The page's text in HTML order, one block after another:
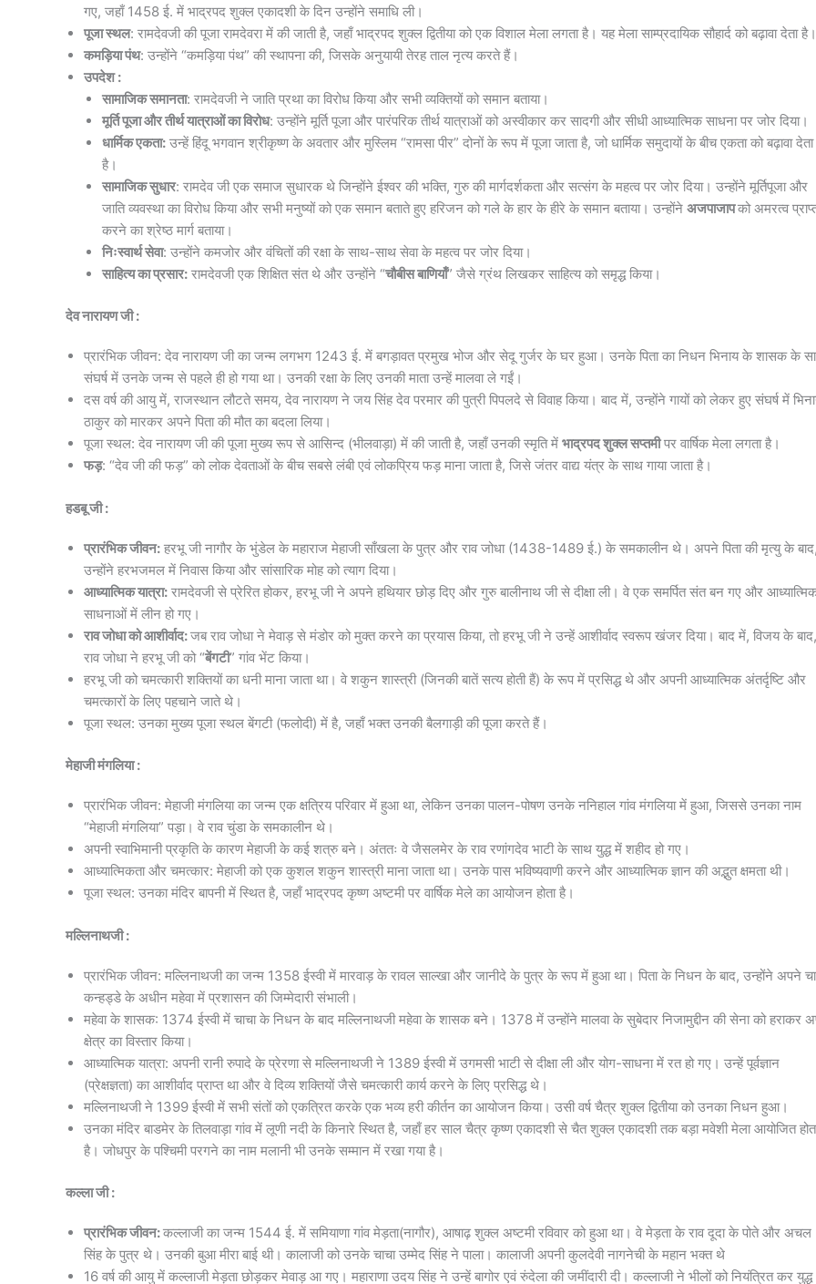
गए, जहाँ 1458 ई. में भाद्रपद शुक्ल एकादशी के दिन उन्होंने समाधि ली।
पूजा स्थल: रामदेवजी की पूजा रामदेवरा में की जाती है, जहाँ भाद्रपद शुक्ल द्वितीया को एक विशाल मेला लगता है। यह मेला साम्प्रदायिक सौहार्द को बढ़ावा देता है।
कमड़िया पंथ: उन्होंने “कमड़िया पंथ” की स्थापना की, जिसके अनुयायी तेरह ताल नृत्य करते हैं।
उपदेश :
सामाजिक समानता: रामदेवजी ने जाति प्रथा का विरोध किया और सभी व्यक्तियों को समान बताया।
मूर्ति पूजा और तीर्थ यात्राओं का विरोध: उन्होंने मूर्ति पूजा और पारंपरिक तीर्थ यात्राओं को अस्वीकार कर सादगी और सीधी आध्यात्मिक साधना पर जोर दिया।
धार्मिक एकता: उन्हें हिंदू भगवान श्रीकृष्ण के अवतार और मुस्लिम “रामसा पीर” दोनों के रूप में पूजा जाता है, जो धार्मिक समुदायों के बीच एकता को बढ़ावा देता
है।
सामाजिक सुधार: रामदेव जी एक समाज सुधारक थे जिन्होंने ईश्वर की भक्ति, गुरु की मार्गदर्शकता और सत्संग के महत्व पर जोर दिया। उन्होंने मूर्तिपूजा और
जाति व्यवस्था का विरोध किया और सभी मनुष्यों को एक समान बताते हुए हरिजन को गले के हार के हीरे के समान बताया। उन्होंने अजपाजापको अमरत्व
करने का श्रेष्ठ मार्ग बताया।
निःस्वार्थ सेवा: उन्होंने कमजोर और वंचितों की रक्षा के साथ-साथ सेवा के महत्व पर जोर दिया।
साहित्य का प्रसार: रामदेवजी एक शिक्षित संत थे और उन्होंने “चौबीस बाणियाँ” जैसे ग्रंथ लिखकर साहित्य को समृद्ध किया।
देव नारायण जी :
प्रारंभिक जीवन: देव नारायण जी का जन्म लगभग 1243 ई. में बगड़ावत प्रमुख भोज और सेदू गुर्जर के घर हुआ। उनके पिता का निधन भिनाय के शासक के
संघर्ष में उनके जन्म से पहले ही हो गया था। उनकी रक्षा के लिए उनकी माता उन्हें मालवा ले गईं।
दस वर्ष की आयु में, राजस्थान लौटते समय, देव नारायण ने जय सिंह देव परमार की पुत्री पिपलदे से विवाह किया। बाद में, उन्होंने गायों को लेकर हुए संघर्ष में
ठाकुर को मारकर अपने पिता की मौत का बदला लिया।
पूजा स्थल: देव नारायण जी की पूजा मुख्य रूप से आसिन्द (भीलवाड़ा) में की जाती है, जहाँ उनकी स्मृति में भाद्रपद शुक्ल सप्तमीपर वार्षिक मेला लगता है।
फड़: “देव जी की फड़” को लोक देवताओं के बीच सबसे लंबी एवं लोकप्रिय फड़ माना जाता है, जिसे जंतर वाद्य यंत्र के साथ गाया जाता है।
हडबू जी :
प्रारंभिक जीवन: हरभू जी नागौर के भुंडेल के महाराज मेहाजी साँखला के पुत्र और राव जोधा (1438-1489 ई.) के समकालीन थे। अपने पिता की मृत्यु के
उन्होंने हरभजमल में निवास किया और सांसारिक मोह को त्याग दिया।
आध्यात्मिक यात्रा: रामदेवजी से प्रेरित होकर, हरभू जी ने अपने हथियार छोड़ दिए और गुरु बालीनाथ जी से दीक्षा ली। वे एक समर्पित संत बन गए और
साधनाओं में लीन हो गए।
राव जोधा को आशीर्वाद:जब राव जोधा ने मेवाड़ से मंडोर को मुक्त करने का प्रयास किया, तो हरभू जी ने उन्हें आशीर्वाद स्वरूप खंजर दिया। बाद में, विजय के बाद,
राव जोधा ने हरभू जी को “बेंगटी” गांव भेंट किया।
हरभू जी को चमत्कारी शक्तियों का धनी माना जाता था। वे शकुन शास्त्री (जिनकी बातें सत्य होती हैं) के रूप में प्रसिद्ध थे और अपनी आध्यात्मिक अंतर्दृष्टि और
चमत्कारों के लिए पहचाने जाते थे।
पूजा स्थल: उनका मुख्य पूजा स्थल बेंगटी (फलोदी) में है, जहाँ भक्त उनकी बैलगाड़ी की पूजा करते हैं।
मेहाजी मंगलिया :
प्रारंभिक जीवन: मेहाजी मंगलिया का जन्म एक क्षत्रिय परिवार में हुआ था, लेकिन उनका पालन-पोषण उनके ननिहाल गांव मंगलिया में हुआ, जिससे उनका नाम
“मेहाजी मंगलिया” पड़ा। वे राव चुंडा के समकालीन थे।
अपनी स्वाभिमानी प्रकृति के कारण मेहाजी के कई शत्रु बने। अंततः वे जैसलमेर के राव रणांगदेव भाटी के साथ युद्ध में शहीद हो गए।
आध्यात्मिकता और चमत्कार: मेहाजी को एक कुशल शकुन शास्त्री माना जाता था। उनके पास भविष्यवाणी करने और आध्यात्मिक ज्ञान की अद्भुत क्षमता थी।
पूजा स्थल: उनका मंदिर बापनी में स्थित है, जहाँ भाद्रपद कृष्ण अष्टमी पर वार्षिक मेले का आयोजन होता है।
मल्लिनाथजी :
प्रारंभिक जीवन: मल्लिनाथजी का जन्म 1358 ईस्वी में मारवाड़ के रावल साल्खा और जानीदे के पुत्र के रूप में हुआ था। पिता के निधन के बाद, उन्होंने अपने
कन्हड्डे के अधीन महेवा में प्रशासन की जिम्मेदारी संभाली।
महेवा के शासक: 1374 ईस्वी में चाचा के निधन के बाद मल्लिनाथजी महेवा के शासक बने। 1378 में उन्होंने मालवा के सुबेदार निजामुद्दीन की सेना को हराकर
क्षेत्र का विस्तार किया।
आध्यात्मिक यात्रा: अपनी रानी रुपादे के प्रेरणा से मल्लिनाथजी ने 1389 ईस्वी में उगमसी भाटी से दीक्षा ली और योग-साधना में रत हो गए। उन्हें पूर्वज्ञान
(प्रेक्षज्ञता) का आशीर्वाद प्राप्त था और वे दिव्य शक्तियों जैसे चमत्कारी कार्य करने के लिए प्रसिद्ध थे।
मल्लिनाथजी ने 1399 ईस्वी में सभी संतों को एकत्रित करके एक भव्य हरी कीर्तन का आयोजन किया। उसी वर्ष चैत्र शुक्ल द्वितीया को उनका निधन हुआ।
उनका मंदिर बाडमेर के तिलवाड़ा गांव में लूणी नदी के किनारे स्थित है, जहाँ हर साल चैत्र कृष्ण एकादशी से चैत शुक्ल एकादशी तक बड़ा मवेशी मेला आयोजित
है। जोधपुर के पश्चिमी परगने का नाम मलानी भी उनके सम्मान में रखा गया है।
कल्ला जी :
प्रारंभिक जीवन:कल्लाजी का जन्म 1544 ई. में समियाणा गांव मेड़ता(नागौर), आषाढ़ शुक्ल अष्टमी रविवार को हुआ था। वे मेड़ता के राव दूदा के पोते और अचल
सिंह के पुत्र थे। उनकी बुआ मीरा बाई थी। कालाजी को उनके चाचा उम्मेद सिंह ने पाला। कालाजी अपनी कुलदेवी नागनेची के महान भक्त थे
16 वर्ष की आयु में कल्लाजी मेड़ता छोड़कर मेवाड़ आ गए। महाराणा उदय सिंह ने उन्हें बागोर एवं रुंदेला की जमींदारी दी। कल्लाजी ने भीलों को नियंत्रित कर युद्ध